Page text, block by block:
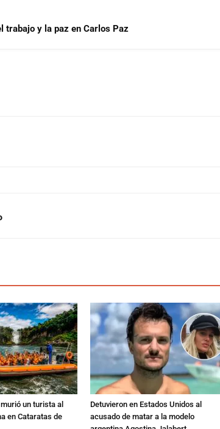
trabajo y la paz en Carlos Paz
un turista al
en Cataratas de
Detuvieron en Estados Unidos al
acusado de matar a la modelo